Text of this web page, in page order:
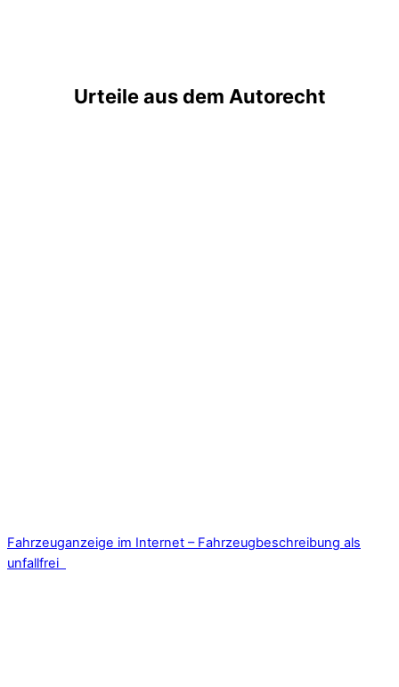
Urteile aus dem Autorecht
Fahrzeuganzeige im Internet – Fahrzeugbeschreibung als
unfallfrei